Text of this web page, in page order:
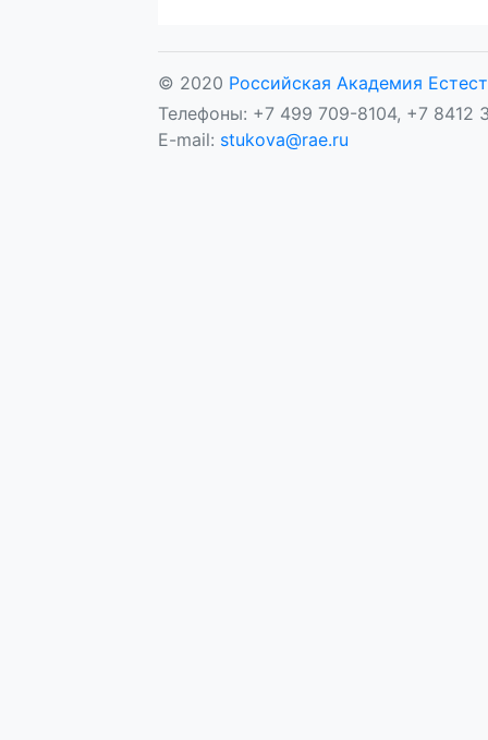
© 2020 Российская Академия
Телефоны: +7 499 709-8104, +7 8412
E-mail: stukova@rae.ru